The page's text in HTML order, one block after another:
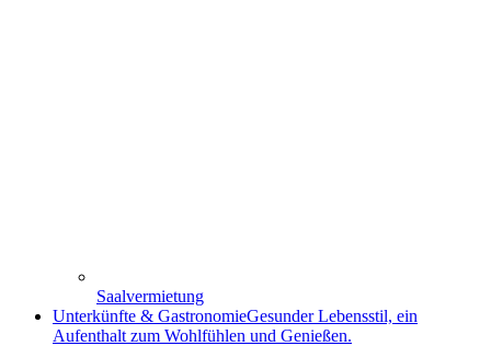
Saalvermietung
Unterkünfte & GastronomieGesunder Lebensstil, ein
Aufenthalt zum Wohlfühlen und Genießen.